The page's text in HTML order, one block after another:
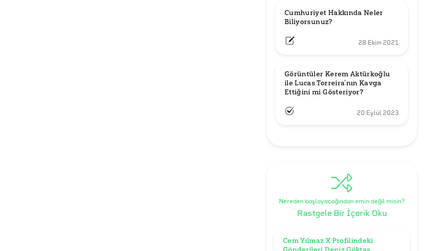
Cumhuriyet Hakkında Neler
Biliyorsunuz?
28 Ekim 2021
Görüntüler Kerem Aktürkoğlu
ile Lucas Torreira’nın Kavga
Ettiğini mi Gösteriyor?
20 Eylül 2023
Nereden başlayacağından emin değil misin?
Rastgele Bir İçerik Oku
Cem Yılmaz X Profilindeki